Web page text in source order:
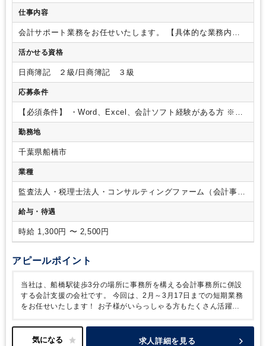
仕事内容
会計サポート業務をお任せいたします。
【具体的な業務内
容】・会計ソフトへの入力業務・Excelを用いた集計・電話
対応・来客対応
や申告業務のサポートもお願いします。
・週2～5日、時短勤務もご相談可能でございます。
望の方はご入社6か月後以降、正社員切り替えの可能性あり！
・慣れてきておひとりである程度できる方の場合、在宅勤務も
ございます。（週2日出社、週3日在宅などでご就業中の方
もいらっしゃいます！）
は法人120件、個人20件ほどございます。・クライアントの業
種は様々です。規模も様々で個人事業～数億円規模でございま
す。自計化率は50％ほどです！
すので、分からないところは気軽に聞ける環境です。
活かせる資格
日商簿記 ２級/日商簿記 ３級
応募条件
【必須条件】 ・Word、Excel、会計ソフト経験がある方 ※会
計事務所でのご経験、一人経理のご経験がある方は歓迎いたし
ます。
勤務地
千葉県船橋市
業種
監査法人・税理士法人・コンサルティングファーム（会計事務
所）
給与・待遇
時給 1,300円 〜 2,500円
アピールポイント
当社は、船橋駅徒歩3分の場所に事務所を構える会計事務所に併設
する会計支援の会社です。
今回は、2月～3月17日までの短期業務
をお任せいたします！
お子様がいらっしゃる方もたくさん活躍中
と両立しながら活躍できます。仕事もプライベートも相談し合え
る仲間がいる職場で一緒にお仕事をしませんか？沢山のご応募お
求人詳細を見る